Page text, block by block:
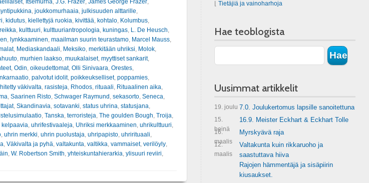
joukkomurhaaia julkisuuden alttarille
kidutus, kiellettyjä ruokia kivittää kohtalo, Kolumbus,
kulttuuri kulttuuriantropologia kuningas, L. De Heusch
lynkkaaminen maailman suurin teurastamo, Marcel Mauss,
, Mediaskandaali Meksiko, merkitään uhriksi Molok,
, murhien laakso, muukalaiset, myyttiset sankarit,
, Odin oikeudettomat, Olli Sinivaara Orestes,
, palvotut idolit, poikkeukselliset, poppamies,
väkivalta rasisteja Rhodos, rituaali Rituaalinen aika
Saarinen Risto, Schwager Raymund sekasorto, Seneca
, Skandinavia sotavanki status uhrina statusjana
, Tanska terroristeja The goulden Bough Troija
uhrifestivaaleja Uhriksi merkkaaminen uhrikulttuuri
, uhrin merkki uhrin puolustaja uhripapisto, uhrirituaali
Väkivalta ja pyhä valtakunta valtikka vammaiset, verilöyly,
W. Robertson Smith yhteiskuntahierarkia ylisuuri reviiri
Tietäjiä ja vainoharhoja
Hae teoblogista
Uusimmat artikkelit
19. joulu 7.0. Joulukertomus lapsille sanoitettuna
15.
heinä
16.9. Meister Eckhart & Eckhart Tolle
16.
maalis
Myrskyävä raja
12.
maalis
Valtakunta kuin rikkaruoho ja
saastuttava hiiva
Rajojen hämmentäjä ja sisäpiirin
kiusaukset.